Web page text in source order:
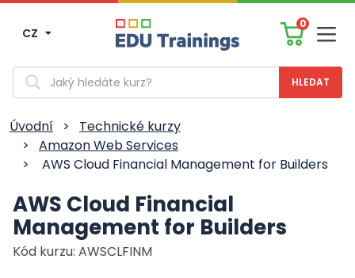
CZ
0
Vyhledávání
Úvodní >
Technické kurzy
>
Amazon Web Services
>
AWS Cloud Financial Management for Builders
AWS Cloud Financial
Management for Builders
Kód kurzu: AWSCLFINM